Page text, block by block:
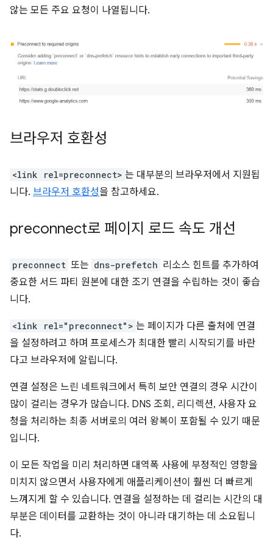
않는 모든 주요 요청이 나열됩니다.
브라우저 호환성
<link rel=preconnect> 는 대부분의 브라우저에서 지원됩
니다. 브라우저 호환성을 참고하세요.
preconnect로 페이지 로드 속도 개선
preconnect 또는 dns-prefetch 리소스 힌트를 추가하여
중요한 서드 파티 원본에 대한 조기 연결을 수립하는 것이 좋습
니다.
<link rel="preconnect"> 는 페이지가 다른 출처에 연결
을 설정하려고 하며 프로세스가 최대한 빨리 시작되기를 바란
다고 브라우저에 알립니다.
연결 설정은 느린 네트워크에서 특히 보안 연결의 경우 시간이
많이 걸리는 경우가 많습니다. DNS 조회, 리디렉션, 사용자 요
청을 처리하는 최종 서버로의 여러 왕복이 포함될 수 있기 때문
입니다.
이 모든 작업을 미리 처리하면 대역폭 사용에 부정적인 영향을
미치지 않으면서 사용자에게 애플리케이션이 훨씬 더 빠르게
느껴지게 할 수 있습니다. 연결을 설정하는 데 걸리는 시간의 대
부분은 데이터를 교환하는 것이 아니라 대기하는 데 소요됩니
다.